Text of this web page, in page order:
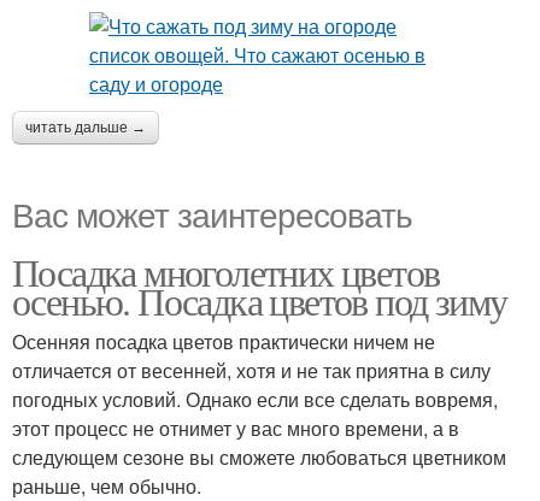
читать дальше →
Вас может заинтересовать
Посадка многолетних цветов
осенью. Посадка цветов под зиму
Осенняя посадка цветов практически ничем не
отличается от весенней, хотя и не так приятна в силу
погодных условий. Однако если все сделать вовремя,
этот процесс не отнимет у вас много времени, а в
следующем сезоне вы сможете любоваться цветником
раньше, чем обычно.